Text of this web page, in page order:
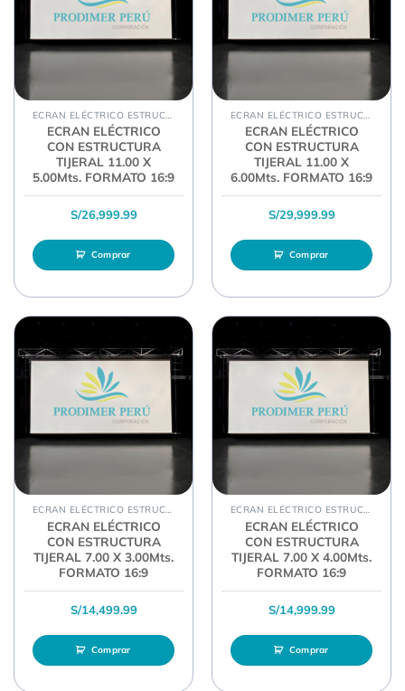
ECRAN ELÉCTRICO
CON ESTRUCTURA
TIJERAL 11.00 X
5.00Mts. FORMATO 16:9
S/26,999.99
Comprar
ECRAN ELÉCTRICO
CON ESTRUCTURA
TIJERAL 11.00 X
6.00Mts. FORMATO 16:9
S/29,999.99
Comprar
ECRAN ELÉCTRICO ESTRUCTURA TIJERAL
ECRAN ELÉCTRICO
CON ESTRUCTURA
TIJERAL 7.00 X 3.00Mts.
FORMATO 16:9
S/14,499.99
Comprar
ECRAN ELÉCTRICO ESTRUCTURA TIJERAL
ECRAN ELÉCTRICO
CON ESTRUCTURA
TIJERAL 7.00 X 4.00Mts.
FORMATO 16:9
S/14,999.99
Comprar